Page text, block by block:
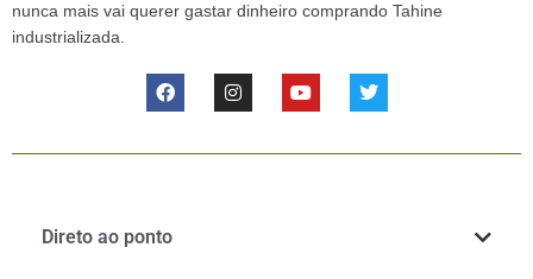
nunca mais vai querer gastar dinheiro comprando Tahine
industrializada.
Direto ao ponto